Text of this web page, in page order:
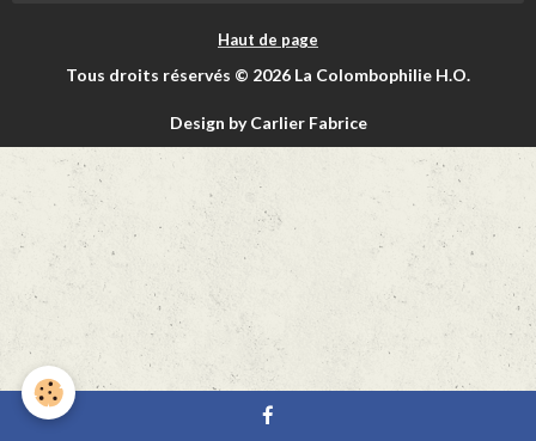
Haut de page
Tous droits réservés © 2026 La Colombophilie H.O.
Design by Carlier Fabrice